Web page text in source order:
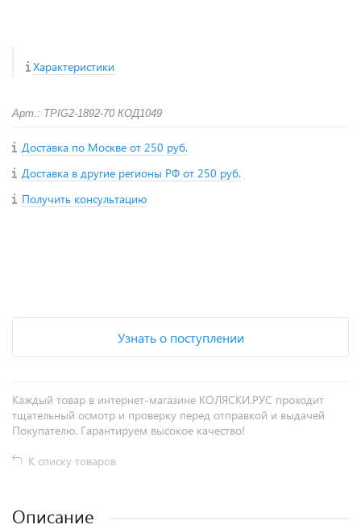
Характеристики
Арт.: TPIG2-1892-70 КОД1049
Доставка по Москве от 250 руб.
Доставка в другие регионы РФ от 250 руб.
Получить консультацию
Узнать о поступлении
Каждый товар в интернет-магазине КОЛЯСКИ.РУС проходит
тщательный осмотр и проверку перед отправкой и выдачей
Покупателю. Гарантируем высокое качество!
К списку товаров
Описание